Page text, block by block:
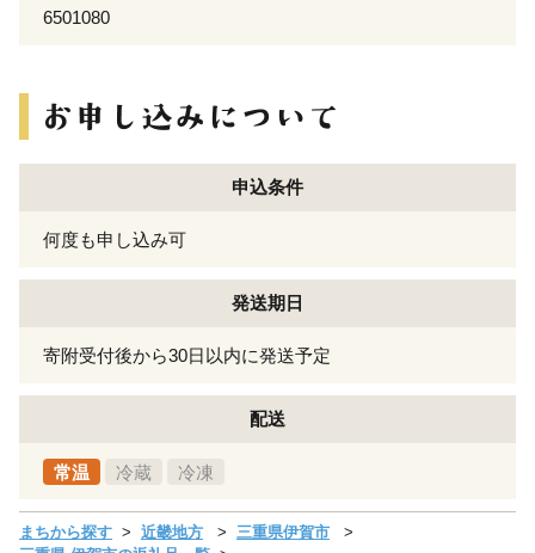
6501080
申込条件
何度も申し込み可
発送期日
寄附受付後から30日以内に発送予定
配送
常温 冷蔵 冷凍
まちから探す 近畿地方
三重県伊賀市